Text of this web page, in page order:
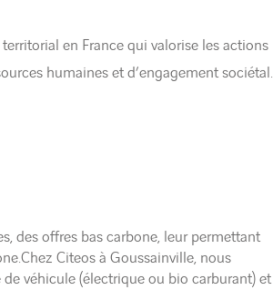
territorial en France qui valorise les actions
humaines et d’engagement sociétal.
des offres bas carbone, leur permettant
Citeos à Goussainville, nous
véhicule (électrique ou bio carburant) et